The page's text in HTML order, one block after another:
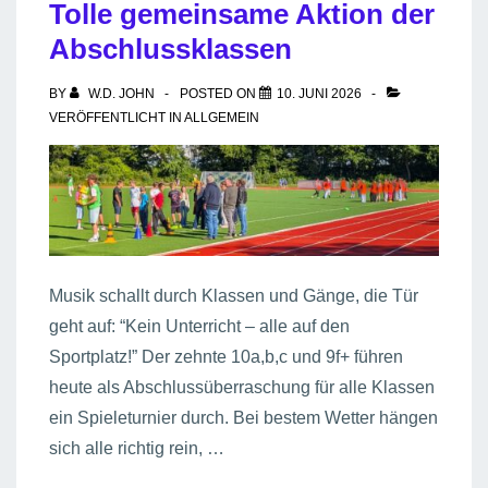
Tolle gemeinsame Aktion der
Abschlussklassen
BY W.D. JOHN POSTED ON
10. JUNI 2026
VERÖFFENTLICHT IN ALLGEMEIN
Musik schallt durch Klassen und Gänge, die Tür
geht auf: “Kein Unterricht – alle auf den
Sportplatz!” Der zehnte 10a,b,c und 9f+ führen
heute als Abschlussüberraschung für alle Klassen
ein Spieleturnier durch. Bei bestem Wetter hängen
sich alle richtig rein, …